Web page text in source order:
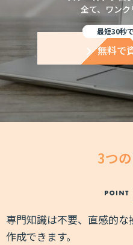
全て、ワン
最短30秒
無料で
3つ
専門知識は不要、直感的
作成できます。